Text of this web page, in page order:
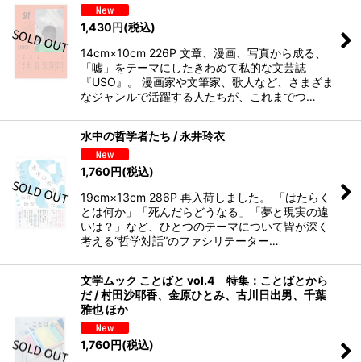
1,430円(税込)
14cm×10cm 226P 文章、漫画、写真から成る、
「嘘」をテーマにしたきわめて私的な文芸誌
『USO』。 漫画家や文筆家、歌人など、さまざま
なジャンルで活躍する人たちが、これまでつ…
水中の哲学者たち / 永井玲衣
1,760円(税込)
19cm×13cm 286P 再入荷しました。 「はたらく
とは何か」「死んだらどうなる」「夢と現実の違
いは？」など、ひとつのテーマについて皆が深く
考える“哲学対話”のファシリテーター…
文学ムック ことばと vol.4 特集：ことばとから
だ / 村田沙耶香、金原ひとみ、古川日出男、千葉
雅也 ほか
1,760円(税込)